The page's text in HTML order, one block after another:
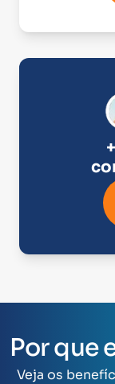
Por que
Veja os